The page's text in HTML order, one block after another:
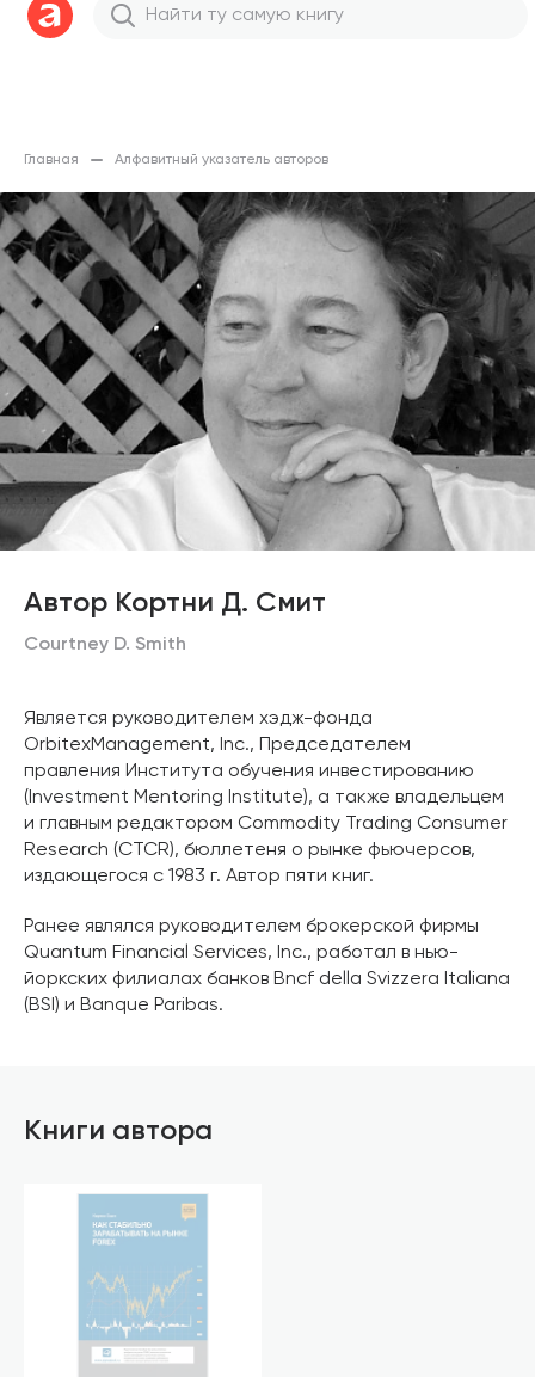
Главная Алфавитный указатель авторов
Автор Кортни Д. Смит
Courtney D. Smith
Является руководителем хэдж-фонда
OrbitexManagement, Inc., Председателем
правления Института обучения инвестированию
(Investment Mentoring Institute), а также владельцем
и главным редактором Commodity Trading Consumer
Research (CTCR), бюллетеня о рынке фьючерсов,
издающегося с 1983 г. Автор пяти книг.
Ранее являлся руководителем брокерской фирмы
Quantum Financial Services, Inc., работал в нью-
йоркских филиалах банков Bncf della Svizzera Italiana
(BSI) и Banque Paribas.
Книги автора